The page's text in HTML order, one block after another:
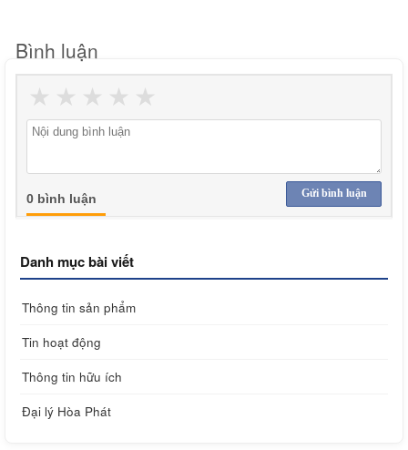
Bình luận
★
★
★
★
★
Gửi bình luận
0 bình luận
Danh mục bài viết
Thông tin sản phẩm
Tin hoạt động
Thông tin hữu ích
Đại lý Hòa Phát